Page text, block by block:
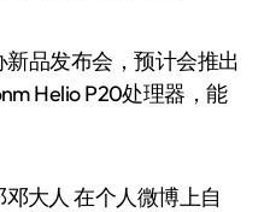
Helio P20处理器，能
大人 在个人微博上自